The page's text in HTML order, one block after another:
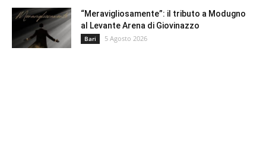
“Meravigliosamente”: il tributo a Modugno
al Levante Arena di Giovinazzo
Bari 5 Agosto 2026